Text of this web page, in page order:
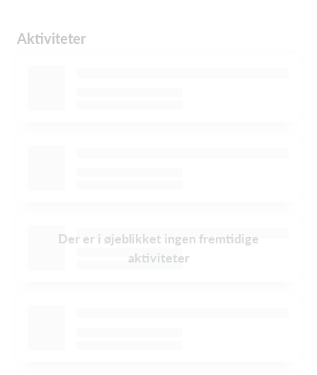
Aktiviteter
Der er i øjeblikket ingen fremtidige
aktiviteter